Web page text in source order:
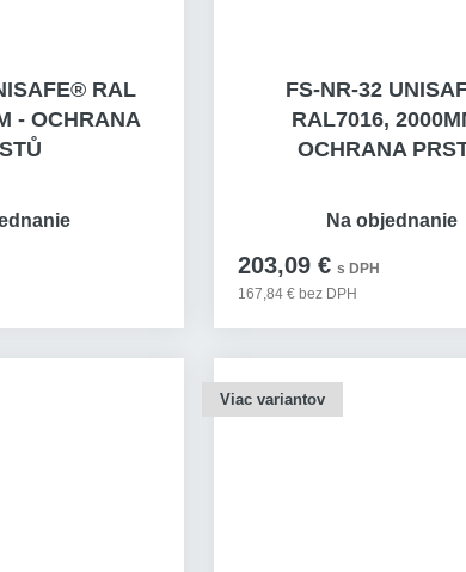
RAL
- OCHRANA
FS-NR-32
RAL7016,
OCHRANA
203,09 € s DPH
167,84 € bez DPH
Na objednanie
Viac variantov